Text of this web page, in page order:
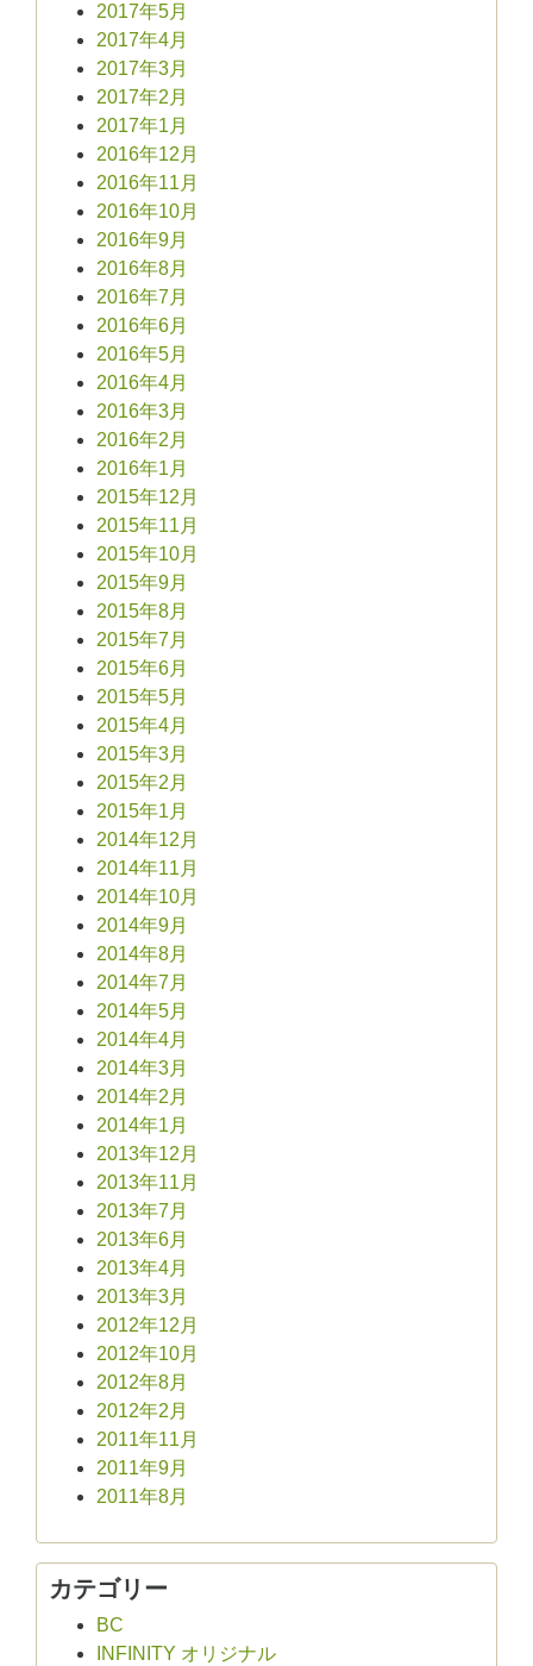
2017年5月
2017年4月
2017年3月
2017年2月
2017年1月
2016年12月
2016年11月
2016年10月
2016年9月
2016年8月
2016年7月
2016年6月
2016年5月
2016年4月
2016年3月
2016年2月
2016年1月
2015年12月
2015年11月
2015年10月
2015年9月
2015年8月
2015年7月
2015年6月
2015年5月
2015年4月
2015年3月
2015年2月
2015年1月
2014年12月
2014年11月
2014年10月
2014年9月
2014年8月
2014年7月
2014年5月
2014年4月
2014年3月
2014年2月
2014年1月
2013年12月
2013年11月
2013年7月
2013年6月
2013年4月
2013年3月
2012年12月
2012年10月
2012年8月
2012年2月
2011年11月
2011年9月
2011年8月
カテゴリー
BC
INFINITY オリジナル